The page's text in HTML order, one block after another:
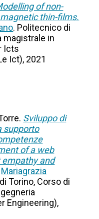
of non-
thin-films.
. Politecnico di
magistrale in
Icts
Ict), 2021
Sviluppo di
supporto
of a web
and
Mariagrazia
Torino, Corso di
Engineering),